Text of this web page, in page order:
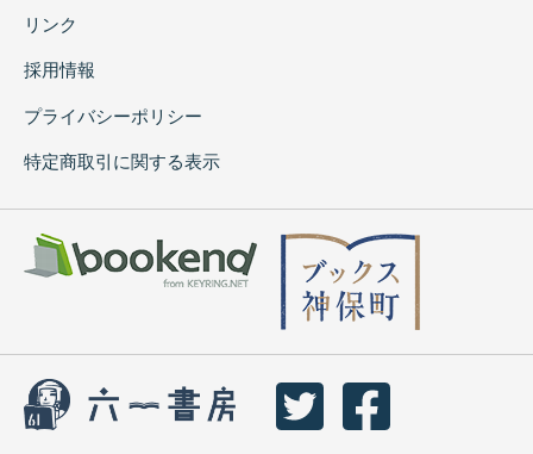
リンク
採用情報
プライバシーポリシー
特定商取引に関する表示